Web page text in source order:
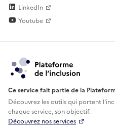
LinkedIn
Youtube
Ce service fait partie de la
Découvrez les outils qui portent
chaque service, son objectif.
Découvrez nos services